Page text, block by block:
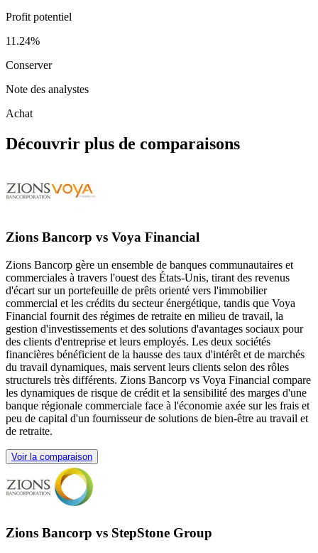
Profit potentiel
11.24%
Conserver
Note des analystes
Achat
Découvrir plus de comparaisons
Zions Bancorp vs Voya Financial
Zions Bancorp gère un ensemble de banques communautaires et
commerciales à travers l'ouest des États-Unis, tirant des revenus
d'écart sur un portefeuille de prêts orienté vers l'immobilier
commercial et les crédits du secteur énergétique, tandis que Voya
Financial fournit des régimes de retraite en milieu de travail, la
gestion d'investissements et des solutions d'avantages sociaux pour
des clients d'entreprise et leurs employés. Les deux sociétés
financières bénéficient de la hausse des taux d'intérêt et de marchés
du travail dynamiques, mais servent leurs clients selon des rôles
structurels très différents. Zions Bancorp vs Voya Financial compare
les dynamiques de risque de crédit et la sensibilité des marges d'une
banque régionale commerciale face à l'économie axée sur les frais et
peu de capital d'un fournisseur de solutions de bien-être au travail et
de retraite.
Voir la comparaison
Zions Bancorp vs StepStone Group